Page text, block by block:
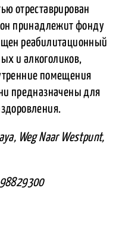
отреставрирован
принадлежит фонду
реабилитационный
и алкоголиков,
помещения
предназначены для
Weg Naar Westpunt,